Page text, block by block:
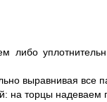
либо
выравнивая все
на торцы надеваем